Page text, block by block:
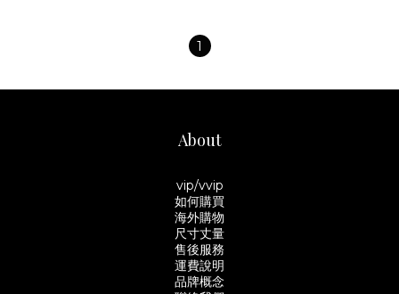
1
About
vip/vvip
如何購買
海外購物
尺寸丈量
售後服務
運費說明
品牌概念